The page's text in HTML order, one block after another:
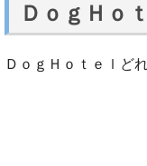
ＤｏｇＨｏ
ＤｏｇＨｏｔｅｌど